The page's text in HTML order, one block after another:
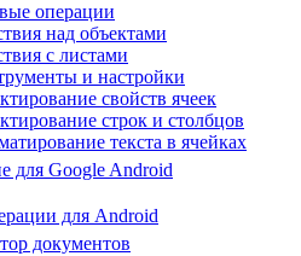
операции
над объектами
с листами
и настройки
свойств ячеек
строк и столбцов
текста в ячейках
для Google Android
для Android
документов